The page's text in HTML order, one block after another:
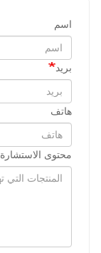
اسم
بريد
هاتف
محتوى الاستشارة